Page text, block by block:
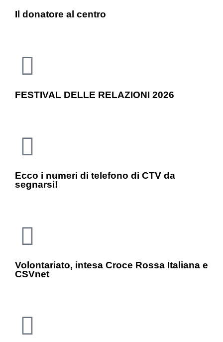
Il donatore al centro
FESTIVAL DELLE RELAZIONI 2026
Ecco i numeri di telefono di CTV da
segnarsi!
Volontariato, intesa Croce Rossa Italiana e
CSVnet